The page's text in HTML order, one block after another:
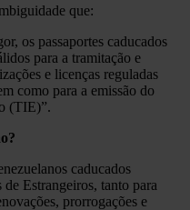
que:
os passaportes caducados
para a tramitação e
e licenças reguladas
como para a emissão do
(TIE)”.
caducados
Estrangeiros, tanto para
prorrogações e